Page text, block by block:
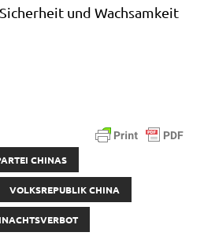
und Wach­sam­keit
CHINAS
VOLKSREPUBLIK CHINA